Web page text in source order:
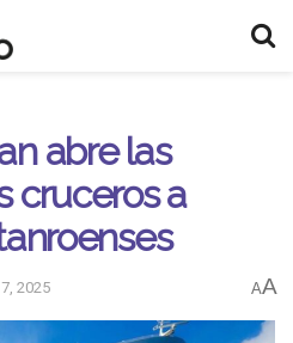
abre las
cruceros a
2025 AA